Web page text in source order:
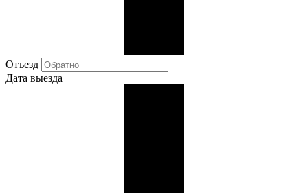
Отъезд
Дата выезда